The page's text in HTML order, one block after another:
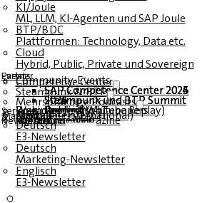
KI/Joule
ML, LLM, KI-Agenten und SAP Joule
BTP/BDC
Plattformen: Technology, Data etc.
Cloud
Hybrid, Public, Private und Sovereign
Partner
EventsCommunity-Events
Competence Center
SAP Competence Center 2026
SAP Competence Center 2025
SAP Competence Center 2024
SAP Competence Center 2023
Steampunk & BTP
Steampunk und BTP Summit 2026
Steampunk und BTP Summit 2025
Steampunk und BTP Summit 2024
Mehrsprachige Podcasts
Deutsch
Englisch
Spanisch
Französisch
Roundtables (YouTube Replay)
Webinare und Whitepapers
Service
Formulare
Kontakt
Mediadaten DACH
Media Kit (International)
Magazin
hier abonnieren
für Abonnenten
kostenfreie Magazine
Newsletter
Deutsch
E3-Newsletter
Deutsch
Marketing-Newsletter
Englisch
E3-Newsletter